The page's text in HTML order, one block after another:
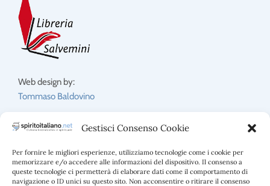
Gestisci Consenso Cookie
Per fornire le migliori esperienze, utilizziamo tecnologie come i cookie per
memorizzare e/o accedere alle informazioni del dispositivo. Il consenso a
queste tecnologie ci permetterà di elaborare dati come il comportamento di
navigazione o ID unici su questo sito. Non acconsentire o ritirare il consenso
Web design by:
Tommaso Baldovino
TAG
2021 2022 2023 alcol anag assodistil birra blog brandy chianti classico